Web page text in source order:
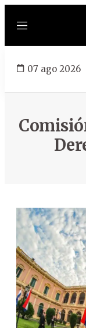
Menú
07 ago 2026